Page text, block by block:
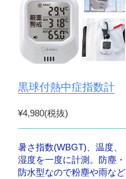
黒球付熱中症指数計
¥4,980(税抜)
暑さ指数(WBGT)、温度、
湿度を一度に計測。防塵・
防水型なので粉塵や雨など